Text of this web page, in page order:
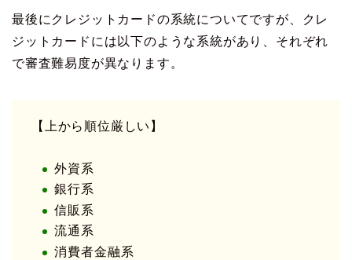
最後にクレジットカードの系統についてですが、クレ
ジットカードには以下のような系統があり、それぞれ
で審査難易度が異なります。
【上から順位厳しい】
外資系
銀行系
信販系
流通系
消費者金融系